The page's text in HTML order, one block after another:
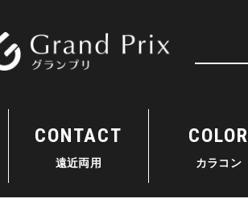
CONTACT
遠近両用
COLOR
カラコン